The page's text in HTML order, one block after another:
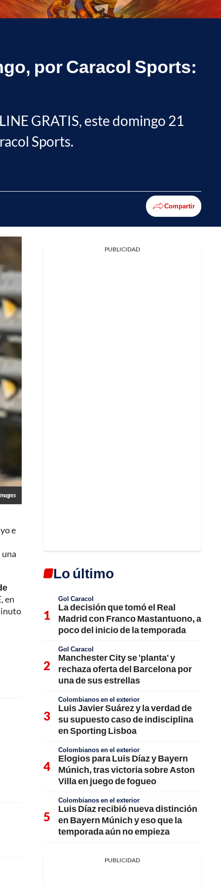
por Caracol Sports:
GRATIS, este domingo 21
Sports.
Compartir
e
una
en
PUBLICIDAD
Lo último
Gol Caracol
La decisión que tomó el Real
Madrid con Franco Mastantuono, a
poco del inicio de la temporada
Gol Caracol
Manchester City se 'planta' y
rechaza oferta del Barcelona por
una de sus estrellas
Colombianos en el exterior
Luis Javier Suárez y la verdad de
su supuesto caso de indisciplina
en Sporting Lisboa
Colombianos en el exterior
Elogios para Luis Díaz y Bayern
Múnich, tras victoria sobre Aston
Villa en juego de fogueo
Colombianos en el exterior
Luis Díaz recibió nueva distinción
en Bayern Múnich y eso que la
temporada aún no empieza
PUBLICIDAD